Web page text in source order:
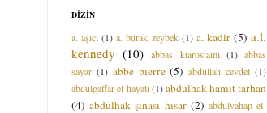
DİZİN
a. aşıcı (1) a. burak zeybek (1) a. kadir (5) a.l.
kennedy (10) abbas kiarostami (1) abbas
sayar (1) abbe pierre (5) abdullah cevdet (1)
abdülgaffar el-hayati(1)abdülhak hamit tarhan
(4) abdülhak şinasi hisar (2) abdülvahap el-